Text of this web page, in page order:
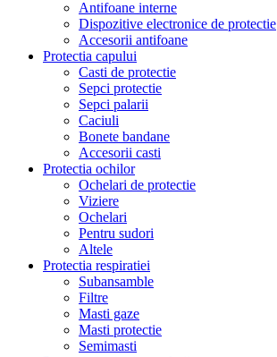
Antifoane interne
Dispozitive electronice de protectie
Accesorii antifoane
Protectia capului
Casti de protectie
Sepci protectie
Sepci palarii
Caciuli
Bonete bandane
Accesorii casti
Protectia ochilor
Ochelari de protectie
Viziere
Ochelari
Pentru sudori
Altele
Protectia respiratiei
Subansamble
Filtre
Masti gaze
Masti protectie
Semimasti